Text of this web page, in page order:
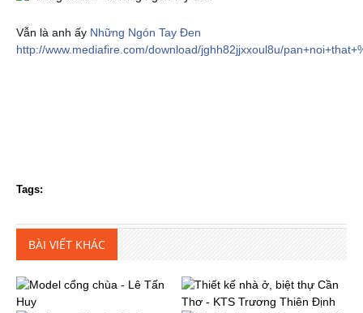
Vẫn là anh ấy Những Ngón Tay Đen
http://www.mediafire.com/download/jghh82jjxxoul8u/
Tags:
BÀI VIẾT KHÁC